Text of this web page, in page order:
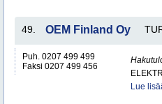
49. OEM Finland Oy
Puh. 0207 499 499
Faksi 0207 499 456
Lue